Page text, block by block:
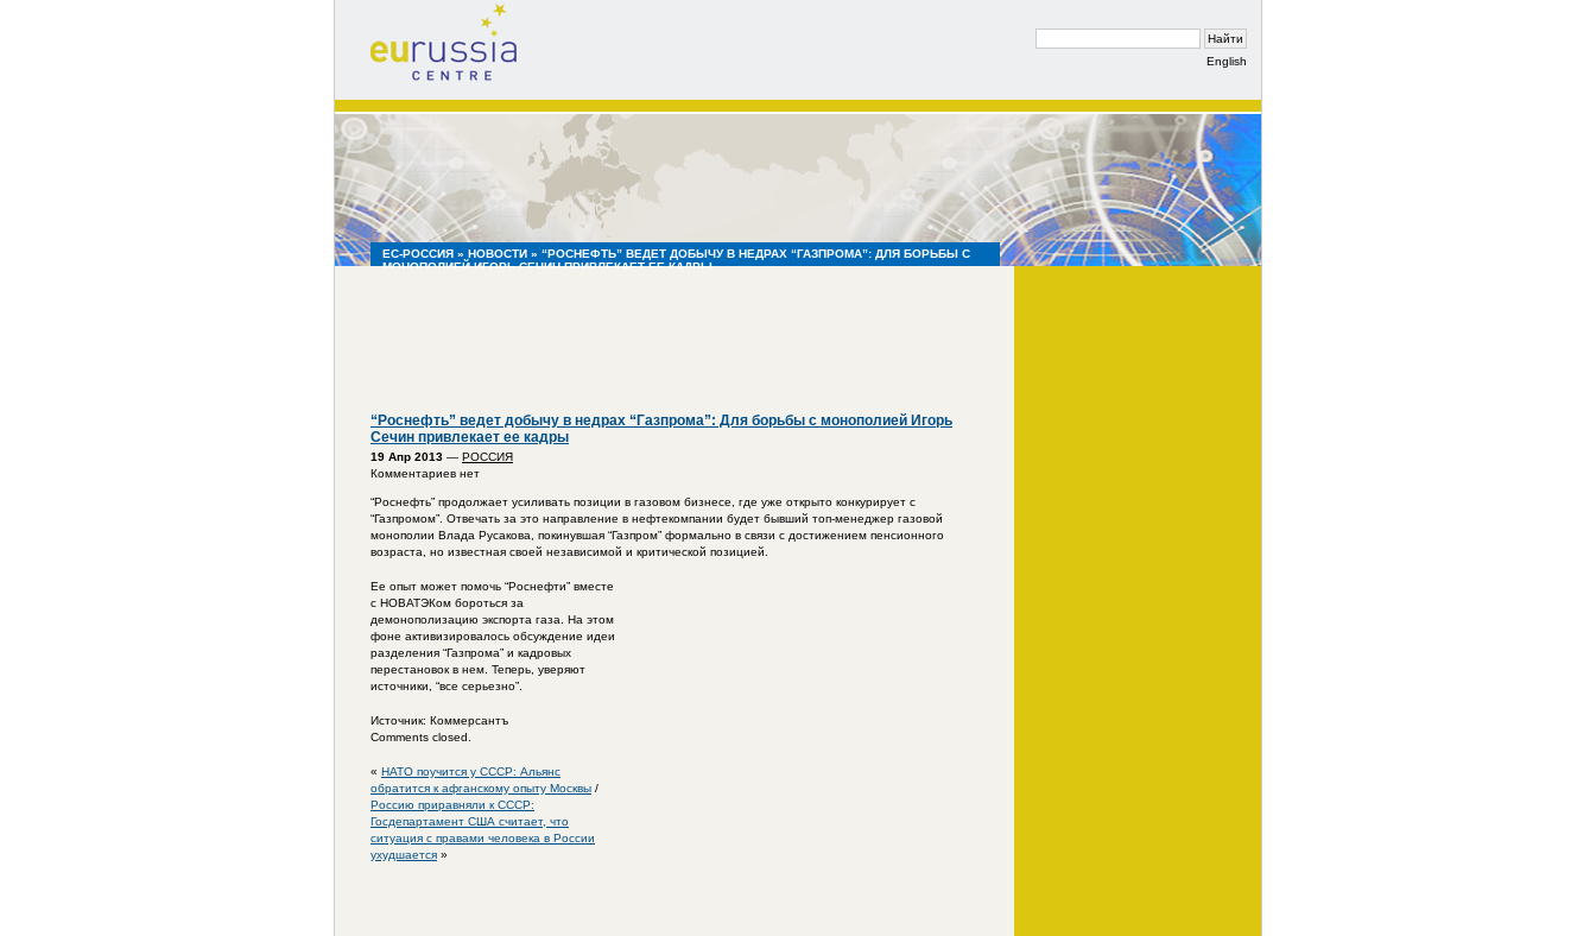
English
eurussia
centre
ЕС-РОССИЯ » НОВОСТИ » “РОСНЕФТЬ” ВЕДЕТ ДОБЫЧУ В НЕДРАХ “ГАЗПРОМА”: ДЛЯ БОРЬБЫ С
МОНОПОЛИЕЙ ИГОРЬ СЕЧИН ПРИВЛЕКАЕТ ЕЕ КАДРЫ
“Роснефть” ведет добычу в недрах “Газпрома”: Для борьбы с монополией Игорь
Сечин привлекает ее кадры
19 Апр 2013 — РОССИЯ
Комментариев нет
“Роснефть” продолжает усиливать позиции в газовом бизнесе, где уже открыто конкурирует с
“Газпромом”. Отвечать за это направление в нефтекомпании будет бывший топ-менеджер газовой
монополии Влада Русакова, покинувшая “Газпром” формально в связи с достижением пенсионного
возраста, но известная своей независимой и критической позицией.
Ее опыт может помочь “Роснефти” вместе
с НОВАТЭКом бороться за
демонополизацию экспорта газа. На этом
фоне активизировалось обсуждение идеи
разделения “Газпрома” и кадровых
перестановок в нем. Теперь, уверяют
источники, “все серьезно”.
Источник: Коммерсантъ
Comments closed.
« НАТО поучится у СССР: Альянс
обратится к афганскому опыту Москвы /
Россию приравняли к СССР:
Госдепартамент США считает, что
ситуация с правами человека в России
ухудшается »